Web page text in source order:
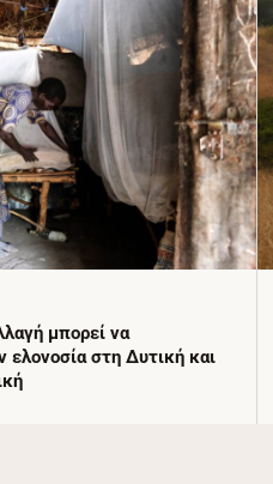
μπορεί να
ελονοσία στη Δυτική και